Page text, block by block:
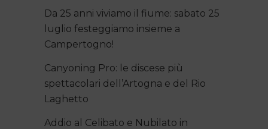
Da 25 anni viviamo il fiume: sabato 25
luglio festeggiamo insieme a
Campertogno!
Canyoning Pro: le discese più
spettacolari dell’Artogna e del Rio
Laghetto
Addio al Celibato e Nubilato in